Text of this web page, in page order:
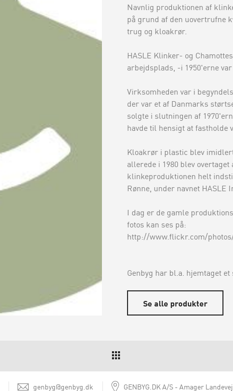
Navnlig produktionen af
på grund af den uovertrufne
trug og kloakrør.
HASLE Klinker- og
arbejdsplads, -i 1950'erne
Virksomheden var i
der var et af Danmarks
solgte i slutningen af
havde til hensigt at fastholde
Kloakrør i plastic blev
allerede i 1980 blev
klinkeproduktionen helt
Rønne, under navnet HASLE
I dag er de gamle
fotos kan ses på:
http://www.flickr.com/
Genbyg har bl.a. hjemtaget
Se alle produkter
genbyg@genbyg.dk GENBYG.DK A/S Amager